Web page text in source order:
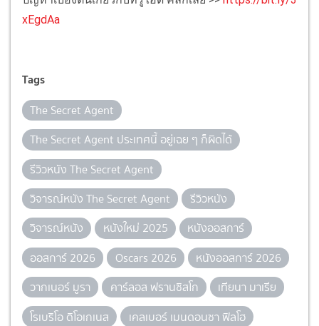
xEgdAa
Tags
The Secret Agent
The Secret Agent ประเทศนี้ อยู่เฉย ๆ ก็ผิดได้
รีวิวหนัง The Secret Agent
วิจารณ์หนัง The Secret Agent
รีวิวหนัง
วิจารณ์หนัง
หนังใหม่ 2025
หนังออสการ์
ออสการ์ 2026
Oscars 2026
หนังออสการ์ 2026
วากเนอร์ มูรา
คาร์ลอส ฟรานซิสโก
เทียนา มาเรีย
โรเบริโอ ดิโอเกเนส
เคลเบอร์ เมนดอนซา ฟิลโฮ